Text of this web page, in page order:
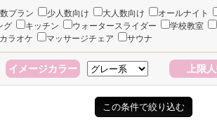
プラン 少人数向け 大人数向け オールナイト
グ キッチン ウォータースライダー 学校教室
ラオケ マッサージチェア サウナ
イメージカラー 上限